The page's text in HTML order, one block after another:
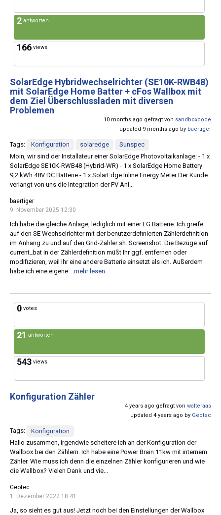
2 antworten
166 views
SolarEdge Hybridwechselrichter (SE10K-RWB48)
mit SolarEdge Home Batter + cFos Wallbox mit
dem Ziel Überschlussladen mit diversen
Problemen
10 months ago gefragt von sandboxcode
updated 9 months ago by baertiger
Tags: Konfiguration solaredge
Sunspec
Moin, wir sind der Installateur einer SolarEdge Photovoltaikanlage: - 1 x
SolarEdge SE10K-RWB48 (Hybrid-WR) - 1 x SolarEdge Home Battery
9,2 kWh 48V DC Batterie - 1 x SolarEdge Inline Energy Meter Der Kunde
verlangt von uns die Integration der PV Anl...
baertiger
9. November 2025 12:30
Ich habe die gleiche Anlage, lediglich mit einer LG Batterie. Ich greife
auf den SE Wechselrichter mit der benutzerdefinierten Zählerdefinition
im Anhang zu und auf den Grid-Zähler sh. Screenshot. Die Bezüge auf
current_bat in der Zählerdefinition müßt Ihr ggf. entfernen oder
modifizieren, weil Ihr eine andere Batterie einsetzt als ich. Außerdem
habe ich eine eigene ...mehr lesen
0 votes
21 antworten
543 views
Konfiguration Zähler
4 years ago gefragt von walteraas
updated 4 years ago by Geotec
Tags:
Konfiguration
Hallo zusammen, irgendwie scheitere ich an der Konfiguration der
Wallbox bei den Zählern. Ich habe eine Power Brain 11kw mit internem
Zähler. Wie muss ich denn die einzelnen Zähler konfigurieren und wie
die Wallbox? Vielen Dank und vie...
Geotec
1. Dezember 2022 18:41
Ja, so sieht es gut aus! Jetzt noch bei den Einstellungen der Wallbox